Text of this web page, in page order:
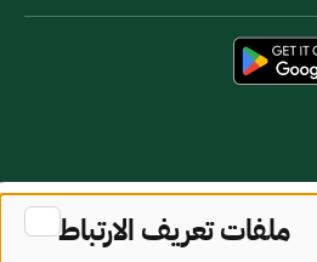
ملفات تعريف الارتباط